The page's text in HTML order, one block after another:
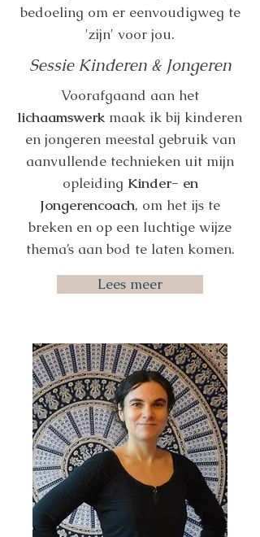
bedoeling om er eenvoudigweg te
'zijn' voor jou.
Sessie Kinderen & Jongeren
Voorafgaand aan het
lichaamswerk maak ik bij kinderen
en jongeren meestal gebruik van
aanvullende technieken uit mijn
opleiding Kinder- en
Jongerencoach, om het ijs te
breken en op een luchtige wijze
thema’s aan bod te laten komen.
Lees meer